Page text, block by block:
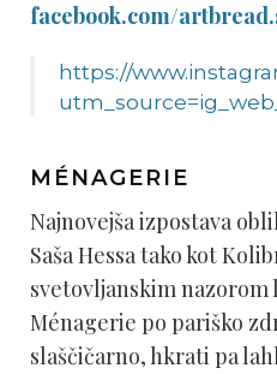
facebook.com/
https://
MÉNAGERIE
Najnovejša izpostava
Saša Hessa tako kot
svetovljanskim nazorom
Ménagerie po pariško
slaščičarno, hkrati pa